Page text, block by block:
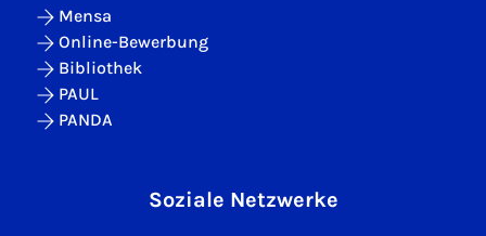
Mensa
Online-Bewerbung
Bibliothek
PAUL
PANDA
Soziale Netzwerke